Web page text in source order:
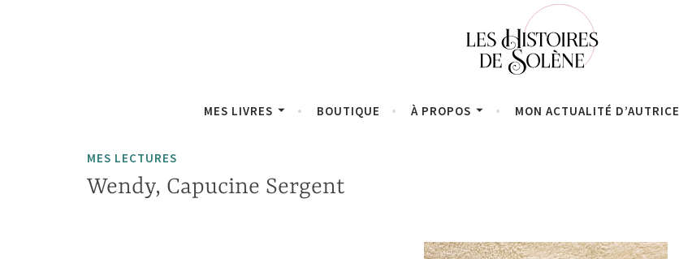
MES LIVRES BOUTIQUE À PROPOS MON ACTUALITÉ D’AUTRICE
MES LECTURES
Wendy, Capucine Sergent